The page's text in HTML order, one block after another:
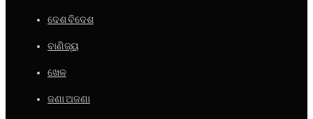
ଦେଶ ବିଦେଶ
ବାଣିଜ୍ୟ
ଖେଳ
ଜଣା ଅଜଣା